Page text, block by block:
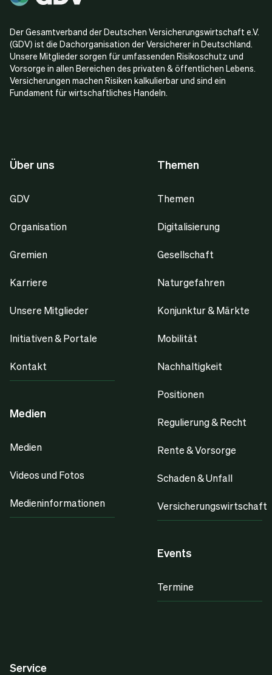
Der Gesamtverband der Deutschen Versicherungswirtschaft e.V.
(GDV) ist die Dachorganisation der Versicherer in Deutschland.
Unsere Mitglieder sorgen für umfassenden Risikoschutz und
Vorsorge in allen Bereichen des privaten & öffentlichen Lebens.
Versicherungen machen Risiken kalkulierbar und sind ein
Fundament für wirtschaftliches Handeln.
Über uns
GDV
Organisation
Gremien
Karriere
Unsere Mitglieder
Initiativen & Portale
Kontakt
Medien
Medien
Videos und Fotos
Medieninformationen
Themen
Themen
Digitalisierung
Gesellschaft
Naturgefahren
Konjunktur & Märkte
Mobilität
Nachhaltigkeit
Positionen
Regulierung & Recht
Rente & Vorsorge
Schaden & Unfall
Versicherungswirtschaft
Events
Termine
Service